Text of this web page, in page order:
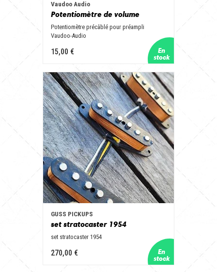
Vaudoo Audio
Potentiomètre de volume
Potentiomètre précâblé pour préampli
Vaudoo-Audio
15,00 €
GUSS PICKUPS
set stratocaster 1954
set stratocaster 1954
270,00 €